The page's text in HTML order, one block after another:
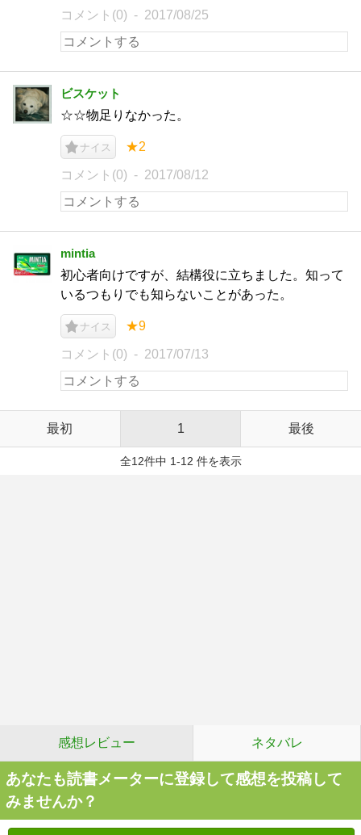
コメント(0) 2017/08/25
ビスケット
☆☆物足りなかった。
ナイス ★2
コメント(0) 2017/08/12
mintia
初心者向けですが、結構役に立ちました。知って
いるつもりでも知らないことがあった。
ナイス ★9
コメント(0) 2017/07/13
最初 1 最後
全12件中 1-12 件を表示
感想レビュー ネタバレ
あなたも読書メーターに登録して感想を投稿して
みませんか？